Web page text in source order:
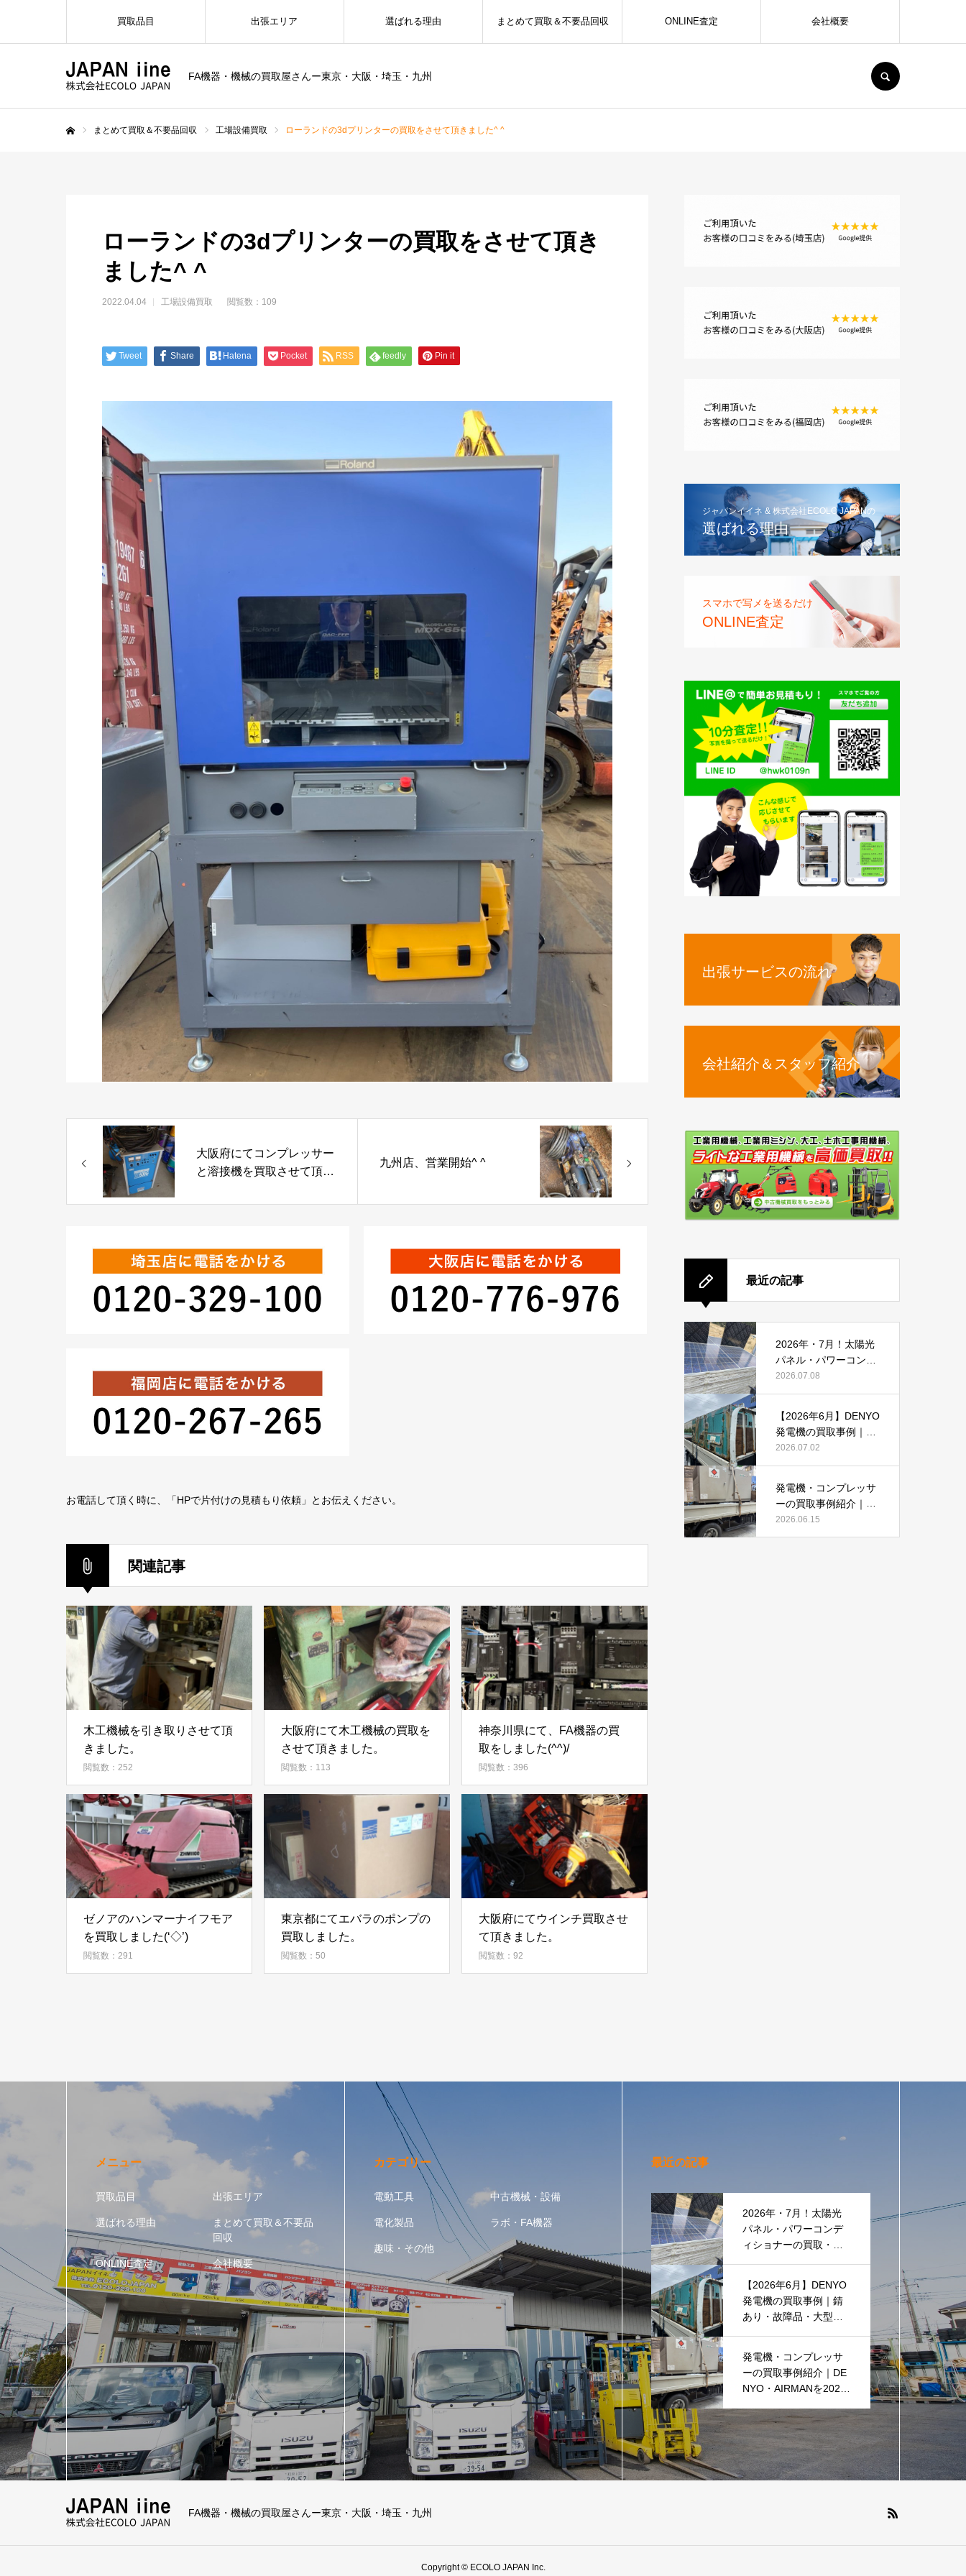
FA機器・機械の買取屋さんー東京・大阪・埼玉・九州
買取品目 出張エリア 選ばれる理由 まとめて買取＆不要品回収 ONLINE査定 会社概要
まとめて買取＆不要品回収 工場設備買取 ローランドの3dプリンターの買取をさせて頂きました^ ^
ローランドの3dプリンターの買取をさせて頂き
ました^ ^
2022.04.04 工場設備買取 閲覧数：109
Tweet Share Hatena Pocket RSS feedly Pin it
大阪府にてコンプレッサー
と溶接機を買取させて頂き
九州店、営業開始^ ^
お電話して頂く時に、「HPで片付けの見積もり依頼」とお伝えください。
関連記事
木工機械を引き取りさせて頂
きました。
閲覧数：252
大阪府にて木工機械の買取を
させて頂きました。
閲覧数：113
神奈川県にて、FA機器の買
取をしました(^^)/
閲覧数：396
ゼノアのハンマーナイフモア
を買取しました(‘◇’)ゞ
閲覧数：291
東京都にてエバラのポンプの
買取しました。
閲覧数：50
大阪府にてウインチ買取させ
て頂きました。
閲覧数：92
ジャパンイイネ & 株式会社ECOLO JAPANの
選ばれる理由
スマホで写メを送るだけ
ONLINE査定
出張サービスの流れ
会社紹介＆スタッフ紹介
最近の記事
2026年・7月！太陽光
パネル・パワーコンデ
ィショナーの買取・無
料でのお引き取り強化
2026.07.08
【2026年6月】DENYO
発電機の買取事例｜錆
あり・故障品・大型発
電機も買取しました
2026.07.02
発電機・コンプレッサ
ーの買取事例紹介｜DE
NYO・AIRMANを2026
年6月も買取強化中
2026.06.15
メニュー
買取品目 出張エリア
選ばれる理由
まとめて買取＆不要品
回収
ONLINE査定 会社概要
カテゴリー
電動工具 中古機械・設備
電化製品 ラボ・FA機器
趣味・その他
最近の記事
2026年・7月！太陽光
パネル・パワーコンデ
ィショナーの買取・無
【2026年6月】DENYO
発電機の買取事例｜錆
あり・故障品・大型発
発電機・コンプレッサ
ーの買取事例紹介｜DE
NYO・AIRMANを2026
FA機器・機械の買取屋さんー東京・大阪・埼玉・九州
Copyright © ECOLO JAPAN Inc.